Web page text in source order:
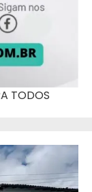
TODOS